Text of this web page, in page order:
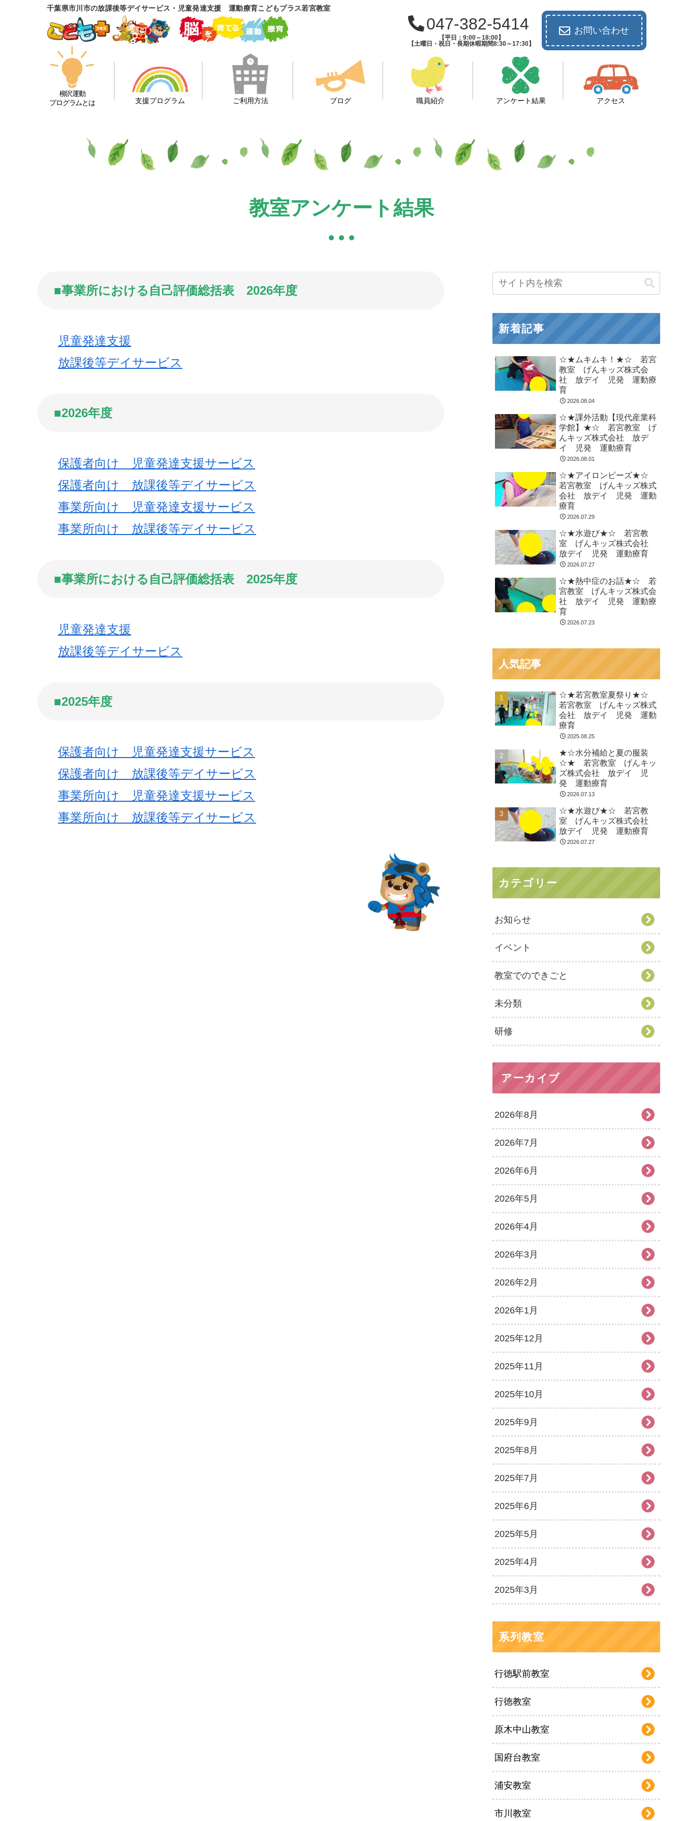
千葉県市川市の放課後等デイサービス・児童発達支援 運動療育こどもプラス若宮教室
047-382-5414
【平日：9:00～18:00】
【土曜日・祝日・長期休暇期間8:30～17:30】
お問い合わせ
柳沢運動
プログラムとは
支援プログラム ご利用方法 ブログ 職員紹介 アンケート結果 アクセス
教室アンケート結果
■事業所における自己評価総括表 2026年度
児童発達支援
放課後等デイサービス
■2026年度
保護者向け 児童発達支援サービス
保護者向け 放課後等デイサービス
事業所向け 児童発達支援サービス
事業所向け 放課後等デイサービス
■事業所における自己評価総括表 2025年度
児童発達支援
放課後等デイサービス
■2025年度
保護者向け 児童発達支援サービス
保護者向け 放課後等デイサービス
事業所向け 児童発達支援サービス
事業所向け 放課後等デイサービス
新着記事
☆★ムキムキ！★☆ 若宮
教室 げんキッズ株式会
社 放デイ 児発 運動療
育
2026.08.04
☆★課外活動【現代産業科
学館】★☆ 若宮教室 げ
んキッズ株式会社 放デ
イ 児発 運動療育
2026.08.01
☆★アイロンビーズ★☆
若宮教室 げんキッズ株式
会社 放デイ 児発 運動
療育
2026.07.29
☆★水遊び★☆ 若宮教
室 げんキッズ株式会社
放デイ 児発 運動療育
2026.07.27
☆★熱中症のお話★☆ 若
宮教室 げんキッズ株式会
社 放デイ 児発 運動療
育
2026.07.23
人気記事
☆★若宮教室夏祭り★☆
若宮教室 げんキッズ株式
会社 放デイ 児発 運動
療育
2025.08.25
★☆水分補給と夏の服装
☆★ 若宮教室 げんキッ
ズ株式会社 放デイ 児
発 運動療育
2026.07.13
☆★水遊び★☆ 若宮教
室 げんキッズ株式会社
放デイ 児発 運動療育
2026.07.27
カテゴリー
お知らせ
イベント
教室でのできごと
未分類
研修
アーカイブ
2026年8月
2026年7月
2026年6月
2026年5月
2026年4月
2026年3月
2026年2月
2026年1月
2025年12月
2025年11月
2025年10月
2025年9月
2025年8月
2025年7月
2025年6月
2025年5月
2025年4月
2025年3月
系列教室
行徳駅前教室
行徳教室
原木中山教室
国府台教室
浦安教室
市川教室